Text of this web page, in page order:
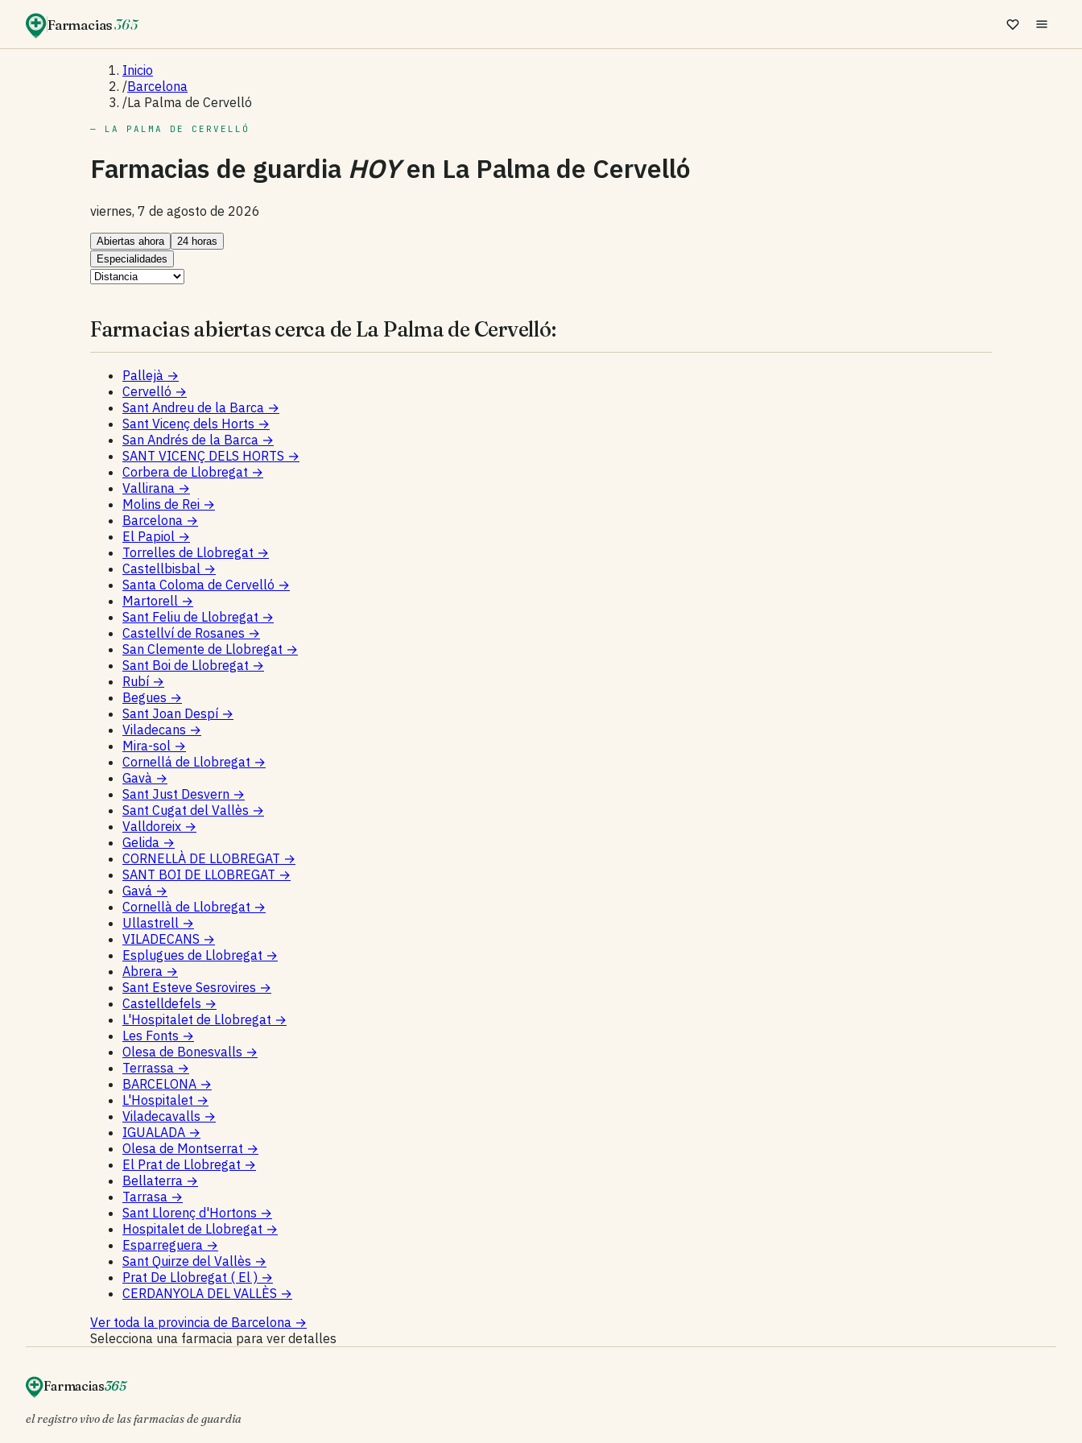
Farmacias365
Inicio
/Barcelona
/La Palma de Cervelló
— LA PALMA DE CERVELLÓ
Farmacias de guardia HOYen La Palma de Cervelló
viernes, 7 de agosto de 2026
Abiertas ahora
24 horas
Especialidades
Farmacias abiertas cerca de La Palma de Cervelló:
Pallejà →
Cervelló →
Sant Andreu de la Barca →
Sant Vicenç dels Horts →
San Andrés de la Barca →
SANT VICENÇ DELS HORTS →
Corbera de Llobregat →
Vallirana →
Molins de Rei →
Barcelona →
El Papiol →
Torrelles de Llobregat →
Castellbisbal →
Santa Coloma de Cervelló →
Martorell →
Sant Feliu de Llobregat →
Castellví de Rosanes →
San Clemente de Llobregat →
Sant Boi de Llobregat →
Rubí →
Begues →
Sant Joan Despí →
Viladecans →
Mira-sol →
Cornellá de Llobregat →
Gavà →
Sant Just Desvern →
Sant Cugat del Vallès →
Valldoreix →
Gelida →
CORNELLÀ DE LLOBREGAT →
SANT BOI DE LLOBREGAT →
Gavá →
Cornellà de Llobregat →
Ullastrell →
VILADECANS →
Esplugues de Llobregat →
Abrera →
Sant Esteve Sesrovires →
Castelldefels →
L'Hospitalet de Llobregat →
Les Fonts →
Olesa de Bonesvalls →
Terrassa →
BARCELONA →
L'Hospitalet →
Viladecavalls →
IGUALADA →
Olesa de Montserrat →
El Prat de Llobregat →
Bellaterra →
Tarrasa →
Sant Llorenç d'Hortons →
Hospitalet de Llobregat →
Esparreguera →
Sant Quirze del Vallès →
Prat De Llobregat ( El ) →
CERDANYOLA DEL VALLÈS →
Ver toda la provincia de Barcelona →
Selecciona una farmacia para ver detalles
Farmacias365
el registro vivo de las farmacias de guardia